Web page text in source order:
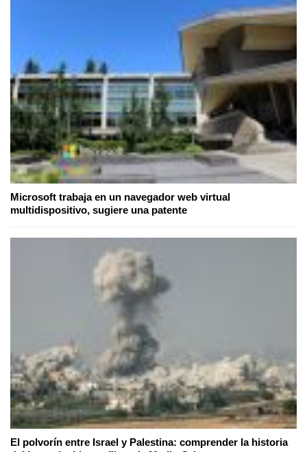
Microsoft trabaja en un navegador web virtual
multidispositivo, sugiere una patente
El polvorín entre Israel y Palestina: comprender la historia